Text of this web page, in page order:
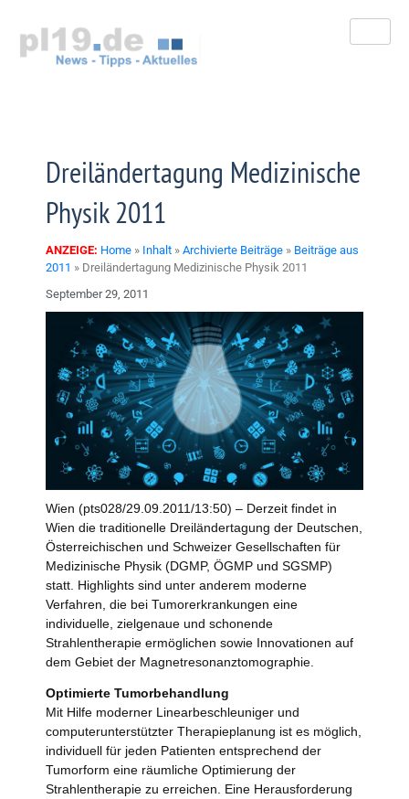
springen
Dreiländertagung Medizinische
Physik 2011
ANZEIGE: Home » Inhalt » Archivierte Beiträge » Beiträge aus
2011 » Dreiländertagung Medizinische Physik 2011
September 29, 2011
Wien (pts028/29.09.2011/13:50) – Derzeit findet in
Wien die traditionelle Dreiländertagung der Deutschen,
Österreichischen und Schweizer Gesellschaften für
Medizinische Physik (DGMP, ÖGMP und SGSMP)
statt. Highlights sind unter anderem moderne
Verfahren, die bei Tumorerkrankungen eine
individuelle, zielgenaue und schonende
Strahlentherapie ermöglichen sowie Innovationen auf
dem Gebiet der Magnetresonanztomographie.
Optimierte Tumorbehandlung
Mit Hilfe moderner Linearbeschleuniger und
computerunterstützter Therapieplanung ist es möglich,
individuell für jeden Patienten entsprechend der
Tumorform eine räumliche Optimierung der
Strahlentherapie zu erreichen. Eine Herausforderung